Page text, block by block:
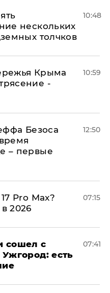
нескольких
толчков
10:48
Крыма
-
10:59
Безоса
– первые
12:50
Pro Max?
2026
07:15
сошел с
есть
07:41